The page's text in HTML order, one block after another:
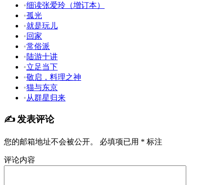
•细读张爱玲（增订本）
•孤光
•就是玩儿
•回家
•常俗派
•陆游十讲
•立足当下
•敬启，料理之神
•猫与东京
•从群星归来
✍️ 发表评论
您的邮箱地址不会被公开。 必填项已用 * 标注
评论内容